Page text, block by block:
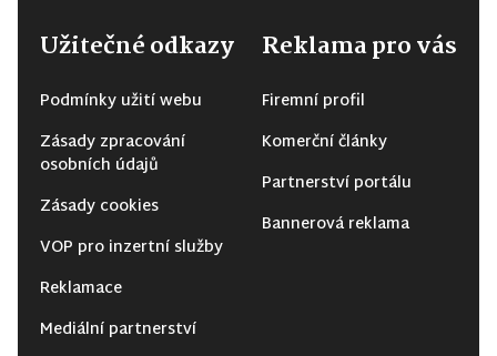
Užitečné odkazy
Podmínky užití webu
Zásady zpracování
osobních údajů
Zásady cookies
VOP pro inzertní služby
Reklamace
Mediální partnerství
Reklama pro vás
Firemní profil
Komerční články
Partnerství portálu
Bannerová reklama